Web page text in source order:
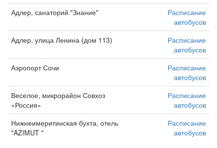
Адлер, санаторий "Знание"
Расписание
автобусов
Адлер, улица Ленина (дом 113)
Расписание
автобусов
Аэропорт Сочи
Расписание
автобусов
Веселое, микрорайон Совхоз
«Россия»
Расписание
автобусов
Нижнеимеритинская бухта, отель
"AZIMUT "
Расписание
автобусов